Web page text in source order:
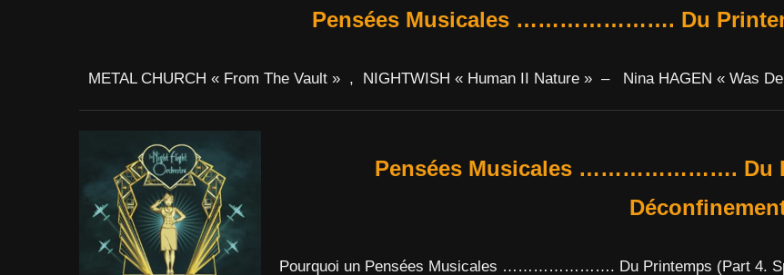
Pensées Musicales …………………. Du
METAL CHURCH « From The Vault » , NIGHTWISH « Human II Nature » – Nina HAGEN « Was
Pensées Musicales …………………. Du
Pourquoi un Pensées Musicales …………………. Du Printemps (Part 4.